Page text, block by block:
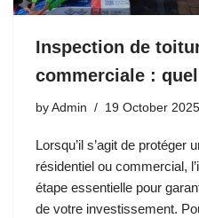
Inspection de
commerciale :
by Admin 19 October 2025
Lorsqu’il s’agit de protéger
résidentiel ou commercial,
étape essentielle pour
de votre investissement.